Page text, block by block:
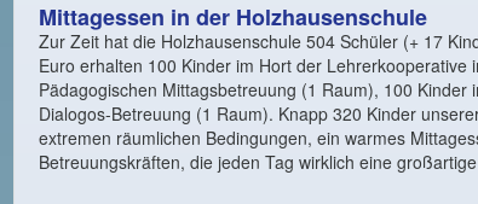
Mittagessen in der Holzhausenschule
Zur Zeit hat die Holzhausenschule 504 Schüler (+ 17
Euro erhalten 100 Kinder im Hort der
Pädagogischen Mittagsbetreuung (1 Raum), 100
Dialogos-Betreuung (1 Raum). Knapp 320 Kinder
extremen räumlichen Bedingungen, ein warmes
Betreuungskräften, die jeden Tag wirklich eine